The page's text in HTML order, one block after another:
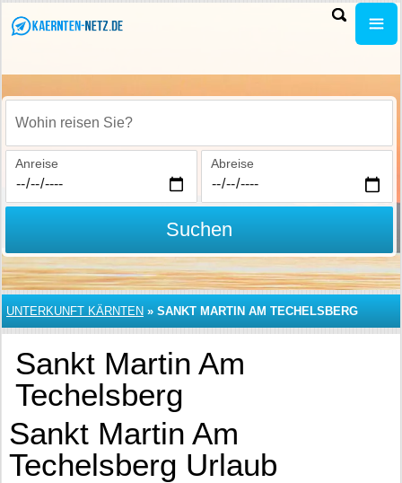
Wohin reisen Sie?
Anreise Abreise
Suchen
UNTERKUNFT KÄRNTEN » SANKT MARTIN AM TECHELSBERG
Sankt Martin Am
Techelsberg
Sankt Martin Am
Techelsberg Urlaub